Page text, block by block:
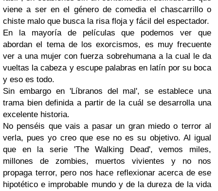
viene a ser en el género de comedia el chascarrillo o
chiste malo que busca la risa floja y fácil del espectador.
En la mayoría de películas que podemos ver que
abordan el tema de los exorcismos, es muy frecuente
ver a una mujer con fuerza sobrehumana a la cual le da
vueltas la cabeza y escupe palabras en latín por su boca
y eso es todo.
Sin embargo en 'Líbranos del mal', se establece una
trama bien definida a partir de la cuál se desarrolla una
excelente historia.
No penséis que vais a pasar un gran miedo o terror al
verla, pues yo creo que ese no es su objetivo. Al igual
que en la serie 'The Walking Dead', vemos miles,
millones de zombies, muertos vivientes y no nos
propaga terror, pero nos hace reflexionar acerca de ese
hipotético e improbable mundo y de la dureza de la vida